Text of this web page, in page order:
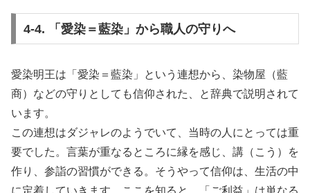
4-4. 「愛染＝藍染」から職人の守りへ
愛染明王は「愛染＝藍染」という連想から、染物屋（藍
商）などの守りとしても信仰された、と辞典で説明されて
います。
この連想はダジャレのようでいて、当時の人にとっては重
要でした。言葉が重なるところに縁を感じ、講（こう）を
作り、参詣の習慣ができる。そうやって信仰は、生活の中
に定着していきます。ここを知ると、「ご利益」は単なる